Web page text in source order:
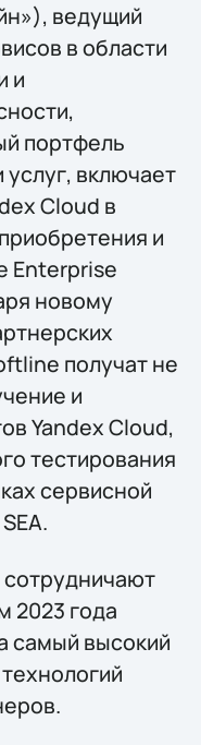
ведущий
в области
и
портфель
включает
Cloud в
и
Enterprise
новому
получат не
и
Yandex Cloud,
тестирования
сервисной
2023 года
самый высокий